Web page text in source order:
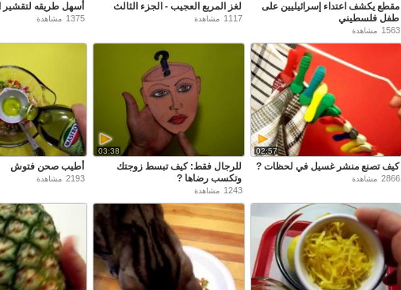
مقطع يكشف اعتداء إسرائيليين على
طفل فلسطيني
1563 مشاهدة
لغز المربع العجيب - الجزء الثالث
1117 مشاهدة
أسهل طريقه لتقشير
1375 مشاهدة
02:57
كيف تصنع منشر غسيل في لحظات ?
2866 مشاهدة
03:38
للرجال فقط: كيف تبسط زوجتك
وتكسب رضاها ?
1243 مشاهدة
أطيب صحن فتوش
2193 مشاهدة